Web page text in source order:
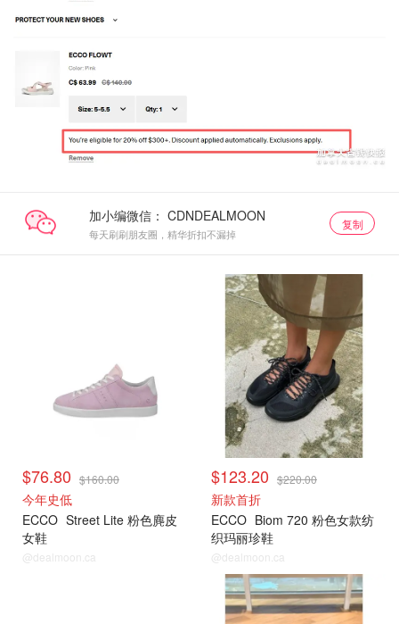
加小编微信：
每天刷刷朋友圈，精华折扣不漏掉
复制
$76.80 $160.00
今年史低
ECCO Street Lite 粉色麂皮
女鞋
@dealmoon.ca
$123.20 $220.00
新款首折
ECCO Biom 720 粉色女款纺
织玛丽珍鞋
@dealmoon.ca